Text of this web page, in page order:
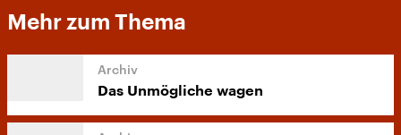
Mehr zum Thema
Das Unmögliche wagen